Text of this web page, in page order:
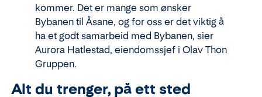
kommer. Det er mange som ønsker
Bybanen til Åsane, og for oss er det viktig å
ha et godt samarbeid med Bybanen, sier
Aurora Hatlestad, eiendomssjef i Olav Thon
Gruppen.
Alt du trenger, på ett sted